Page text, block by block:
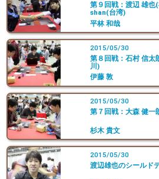
第９回戦：渡辺 雄也
shan(台湾)
平林 和哉
2015/05/30
第８回戦：石村 信太
川)
伊藤 敦
2015/05/30
第７回戦：大森 健一
杉木 貴文
2015/05/30
渡辺雄也のシールド